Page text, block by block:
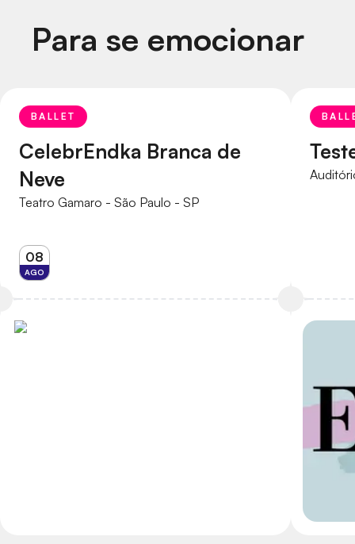
Para se emocionar
BALLET
CelebrEndka Branca de
Neve
Teatro Gamaro - São Paulo - SP
08
AGO